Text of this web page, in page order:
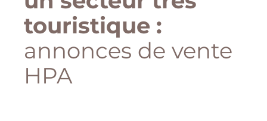
touristique :
annonces de vente
HPA